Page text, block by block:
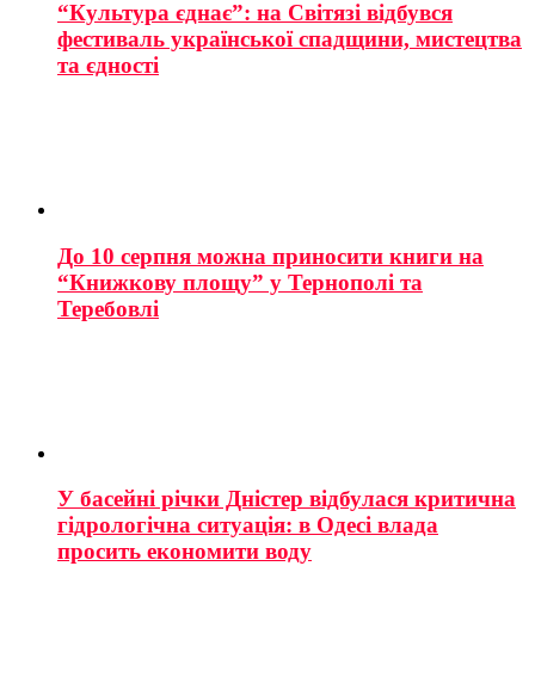
“Культура єднає”: на Світязі відбувся
фестиваль української спадщини, мистецтва
та єдності
До 10 серпня можна приносити книги на
“Книжкову площу” у Тернополі та
Теребовлі
У басейні річки Дністер відбулася критична
гідрологічна ситуація: в Одесі влада
просить економити воду